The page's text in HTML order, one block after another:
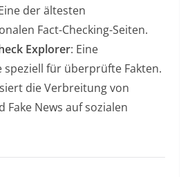
der ältesten
Fact-Checking-Seiten.
Explorer: Eine
speziell für überprüfte Fakten.
die Verbreitung von
Fake News auf sozialen